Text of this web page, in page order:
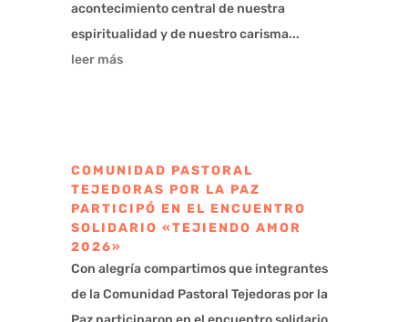
acontecimiento central de nuestra
espiritualidad y de nuestro carisma...
leer más
COMUNIDAD PASTORAL
TEJEDORAS POR LA PAZ
PARTICIPÓ EN EL ENCUENTRO
SOLIDARIO «TEJIENDO AMOR
2026»
Con alegría compartimos que integrantes
de la Comunidad Pastoral Tejedoras por la